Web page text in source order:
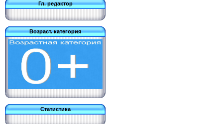
Гл. редактор
Возраст. категория
Статистика